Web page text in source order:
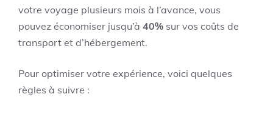
votre voyage plusieurs mois à l’avance, vous
pouvez économiser jusqu’à 40% sur vos coûts de
transport et d’hébergement.
Pour optimiser votre expérience, voici quelques
règles à suivre :